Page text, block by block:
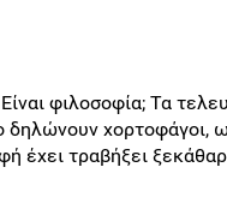
φιλοσοφία; Τα
χορτοφάγοι,
έχει τραβήξει